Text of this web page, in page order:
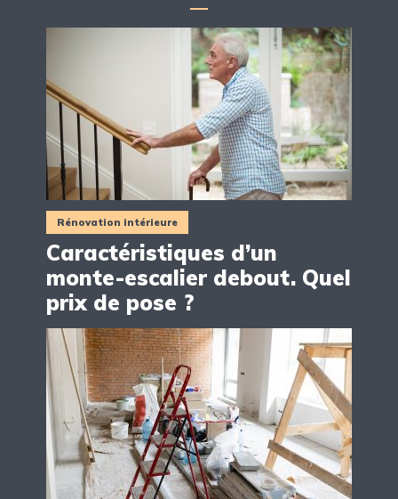
Rénovation intérieure
Caractéristiques d’un
monte-escalier debout. Quel
prix de pose ?